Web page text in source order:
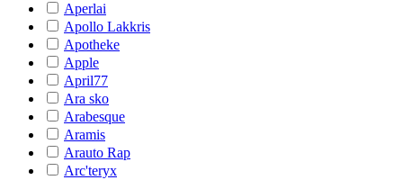
Aperlai
Apollo Lakkris
Apotheke
Apple
April77
Ara sko
Arabesque
Aramis
Arauto Rap
Arc'teryx